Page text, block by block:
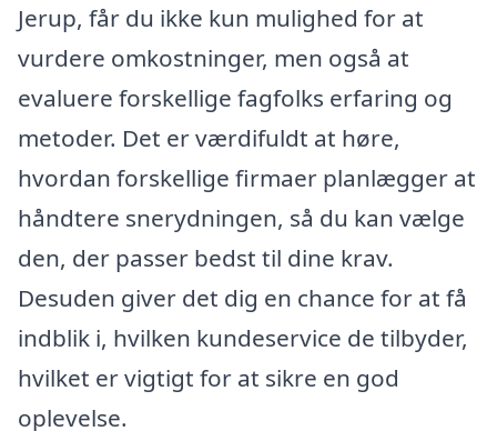
Jerup, får du ikke kun mulighed for at
vurdere omkostninger, men også at
evaluere forskellige fagfolks erfaring og
metoder. Det er værdifuldt at høre,
hvordan forskellige firmaer planlægger at
håndtere snerydningen, så du kan vælge
den, der passer bedst til dine krav.
Desuden giver det dig en chance for at få
indblik i, hvilken kundeservice de tilbyder,
hvilket er vigtigt for at sikre en god
oplevelse.